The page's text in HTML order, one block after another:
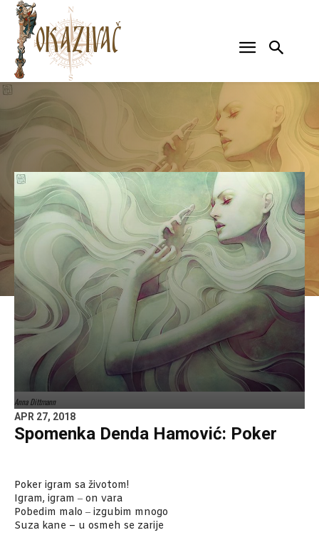
Anna Dittmann
APR 27, 2018
Spomenka Denda Hamović: Poker
Poker igram sa životom!
Igram, igram ‒ on vara
Pobedim malo ‒ izgubim mnogo
Suza kane – u osmeh se zarije